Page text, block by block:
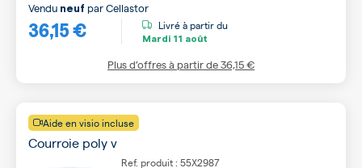
36,15 €
Vendu neuf parCellastor
Livré à partir du
Mardi 11 août
Plus d’offres à partir de36,15 €
Aide en visio incluse
Courroie poly v
Ref. produit : 55X2987